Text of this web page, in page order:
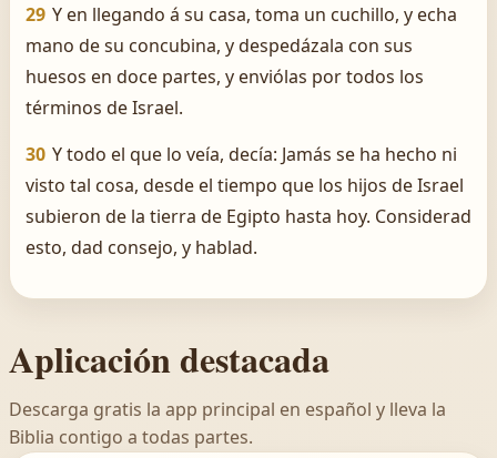
29 Y en llegando á su casa, toma un cuchillo, y echa
mano de su concubina, y despedázala con sus
huesos en doce partes, y enviólas por todos los
términos de Israel.
30 Y todo el que lo veía, decía: Jamás se ha hecho ni
visto tal cosa, desde el tiempo que los hijos de Israel
subieron de la tierra de Egipto hasta hoy. Considerad
esto, dad consejo, y hablad.
Aplicación destacada
Descarga gratis la app principal en español y lleva la
Biblia contigo a todas partes.